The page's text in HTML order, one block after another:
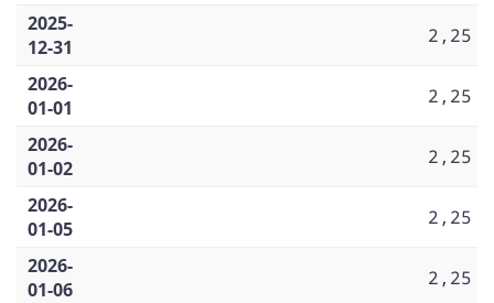
2025-
12-31
2,25
2026-
01-01
2,25
2026-
01-02
2,25
2026-
01-05
2,25
2026-
01-06
2,25